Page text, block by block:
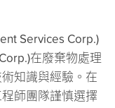
Services Corp.)
在廢棄物處理
知識與經驗。在
師團隊謹慎選擇